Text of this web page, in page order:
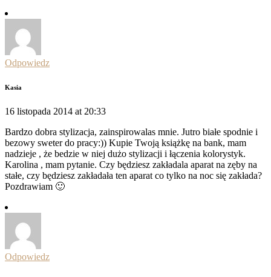
Odpowiedz
Kasia
16 listopada 2014 at 20:33
Bardzo dobra stylizacja, zainspirowalas mnie. Jutro białe spodnie i
bezowy sweter do pracy:)) Kupie Twoją książkę na bank, mam
nadzieje , że bedzie w niej dużo stylizacji i łączenia kolorystyk.
Karolina , mam pytanie. Czy będziesz zakładala aparat na zęby na
stałe, czy będziesz zakładała ten aparat co tylko na noc się zakłada?
Pozdrawiam 🙂
Odpowiedz